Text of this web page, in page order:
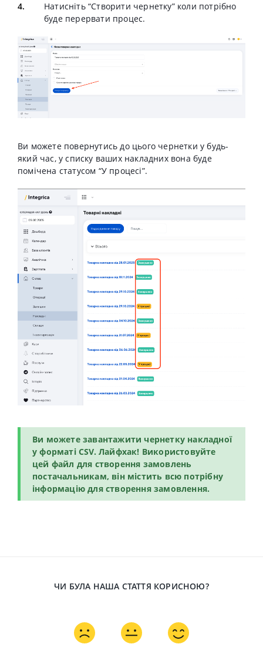
Натисніть “Створити чернетку” коли потрібно
буде перервати процес.
Ви можете повернутись до цього чернетки у будь-
який час, у списку ваших накладних вона буде
помічена статусом “У процесі”.
Ви можете завантажити чернетку накладної
у форматі СSV. Лайфхак! Використовуйте
цей файл для створення замовлень
постачальникам, він містить всю потрібну
інформацію для створення замовлення.
ЧИ БУЛА НАША СТАТТЯ КОРИСНОЮ?